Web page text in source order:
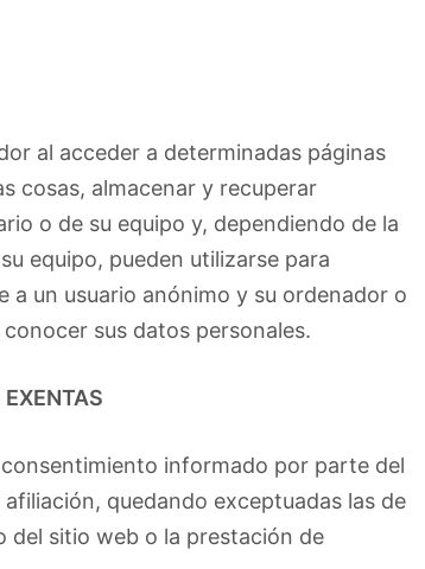
al acceder a determinadas páginas
cosas, almacenar y recuperar
o de su equipo y, dependiendo de la
equipo, pueden utilizarse para
a un usuario anónimo y su ordenador o
sus datos personales.
informado por parte del
quedando exceptuadas las de
del sitio web o la prestación de